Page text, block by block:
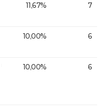
11,67% 7
10,00% 6
10,00% 6